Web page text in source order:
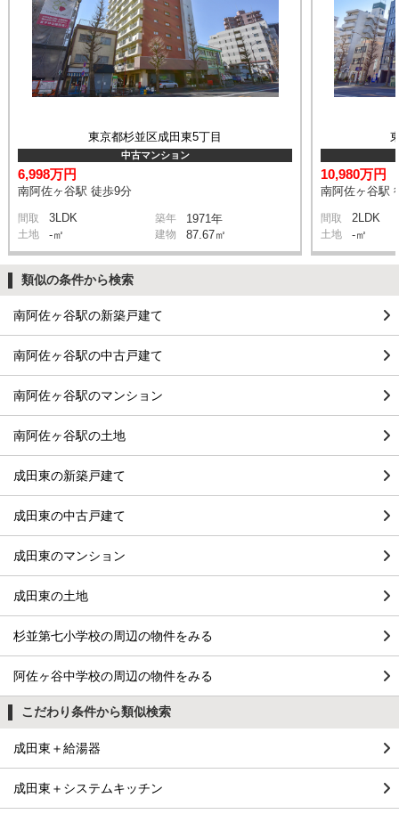
東京都杉並区成田東5丁目
中古マンション
6,998万円
南阿佐ヶ谷駅 徒歩9分
間取 3LDK 築年 1971年
土地 -㎡ 建物 87.67㎡
10,980万円
南阿佐ヶ谷駅
間取 2LDK
土地 -㎡
類似の条件から検索
南阿佐ヶ谷駅の新築戸建て
南阿佐ヶ谷駅の中古戸建て
南阿佐ヶ谷駅のマンション
南阿佐ヶ谷駅の土地
成田東の新築戸建て
成田東の中古戸建て
成田東のマンション
成田東の土地
杉並第七小学校の周辺の物件をみる
阿佐ヶ谷中学校の周辺の物件をみる
こだわり条件から類似検索
成田東＋給湯器
成田東＋システムキッチン